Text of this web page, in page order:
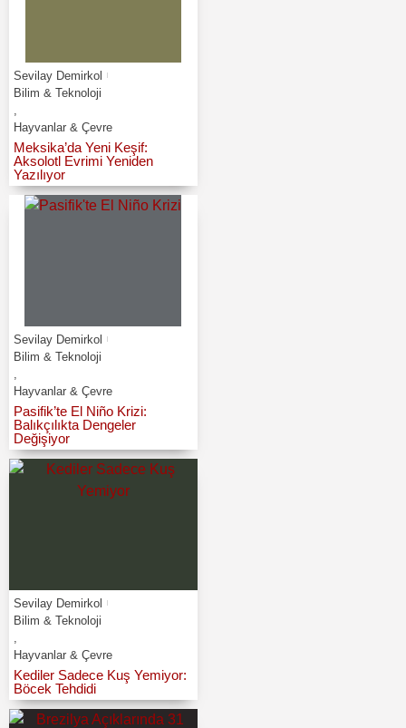
Sevilay Demirkol
Bilim & Teknoloji
Hayvanlar & Çevre
Meksika’da Yeni Keşif:
Aksolotl Evrimi Yeniden
Yazılıyor
Sevilay Demirkol
Bilim & Teknoloji
Hayvanlar & Çevre
Pasifik’te El Niño Krizi:
Balıkçılıkta Dengeler
Değişiyor
Sevilay Demirkol
Bilim & Teknoloji
Hayvanlar & Çevre
Kediler Sadece Kuş Yemiyor:
Böcek Tehdidi